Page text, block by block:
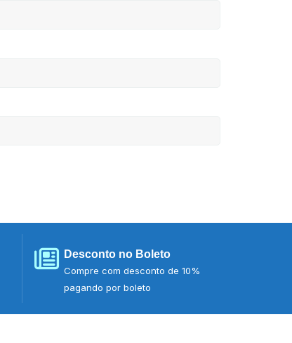
Desconto no Boleto
Compre com desconto de 10%
pagando por boleto